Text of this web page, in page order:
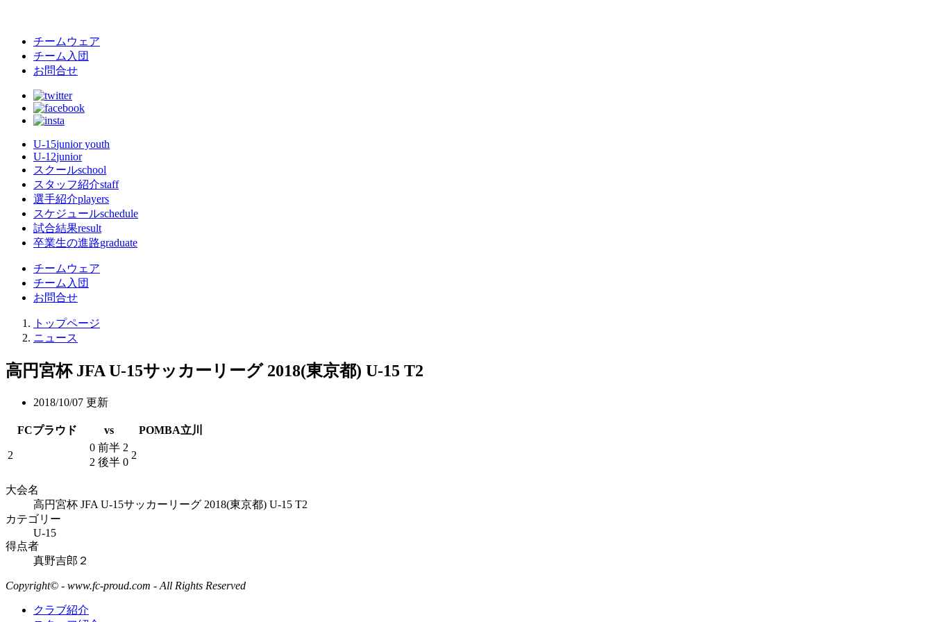
チームウェア
チーム入団
お問合せ
U-15junior youth
U-12junior
スクールschool
スタッフ紹介staff
選手紹介players
スケジュールschedule
試合結果result
卒業生の進路graduate
チームウェア
チーム入団
お問合せ
トップページ
ニュース
高円宮杯 JFA U-15サッカーリーグ 2018(東京都) U-15 T2
2018/10/07 更新
FCプラウド vs POMBA立川
2
0 前半 2
2 後半 0
2
大会名
高円宮杯 JFA U-15サッカーリーグ 2018(東京都) U-15 T2
カテゴリー
U-15
得点者
真野吉郎２
Copyright© - www.fc-proud.com - All Rights Reserved
クラブ紹介